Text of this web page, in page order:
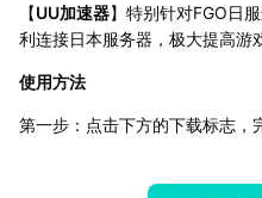
【UU加速器】特别针对FGO日
利连接日本服务器，极大提高游
使用方法
第一步：点击下方的下载标志，